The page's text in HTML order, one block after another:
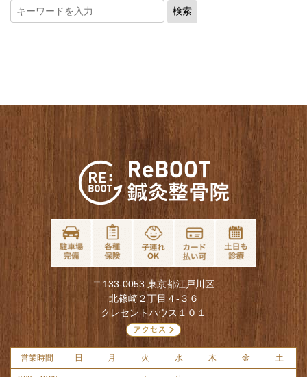
〒133-0053 東京都江戸川区
北篠崎２丁目４-３６
クレセントハウス１０１
営業時間 日 月 火 水 木 金 土